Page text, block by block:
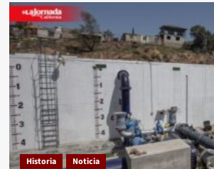
presidenta
Claudia
Sheinbaum
presentó
una
reforma
electoral
que
transformaría
la
estructura
del
Historia Noticia